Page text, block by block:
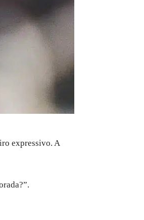
expressivo. A